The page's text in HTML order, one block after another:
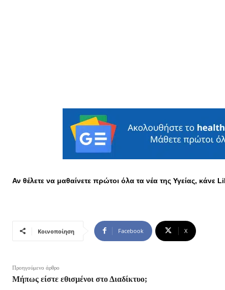
Αν θέλετε να μαθαίνετε πρώτοι όλα τα νέα της Υγείας, κάνε
Κοινοποίηση Facebook X
Προηγούμενο άρθρο
Μήπως είστε εθισμένοι στο Διαδίκτυο;